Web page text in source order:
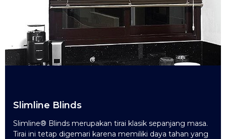
Slimline Blinds
Slimline® Blinds merupakan tirai klasik sepanjang masa.
Tirai ini tetap digemari karena memiliki daya tahan yang